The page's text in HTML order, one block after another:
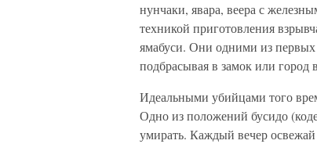
нунчаки, явара, веера с
техникой приготовления
ямабуси. Они одними из первых
подбрасывая в замок или
Идеальными убийцами того
Одно из положений бусидо
умирать. Каждый вечер